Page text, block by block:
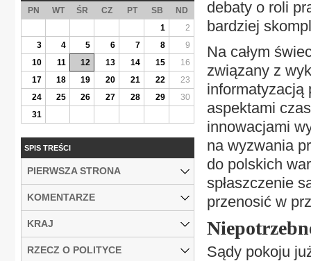
debaty o roli
bardziej
Na całym
związany z
informatyzacją
aspektami
innowacjami
na wyzwania
do polskich
spłaszczenie
przenosić w
Sądy pokoju
PN WT ŚR CZ PT SB
ND
1
2
3
4 5 6 7 8
9
10
11 12 13 14 15
16
17
18 19 20 21 22
23
24
25 26 27 28 29
30
31
SPIS TREŚCI
PIERWSZA STRONA
KOMENTARZE
KRAJ
RZECZ O POLITYCE